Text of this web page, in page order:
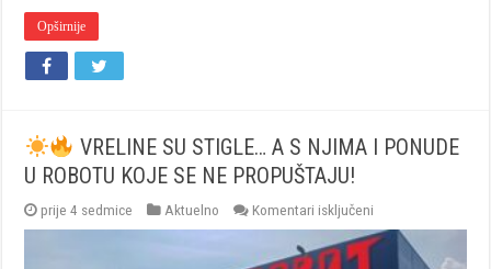
Opširnije
VRELINE SU STIGLE… A S NJIMA I PONUDE
U ROBOTU KOJE SE NE PROPUŠTAJU!
prije 4 sedmice Aktuelno Komentari isključeni
VRELINE